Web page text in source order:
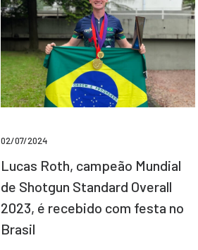
02/07/2024
Lucas Roth, campeão Mundial
de Shotgun Standard Overall
2023, é recebido com festa no
Brasil